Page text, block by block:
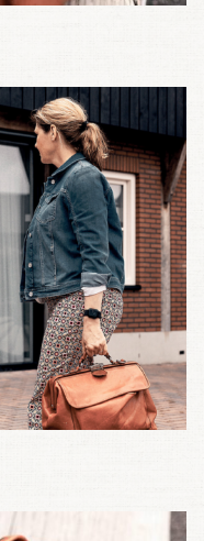
val
wel of natuurlijk